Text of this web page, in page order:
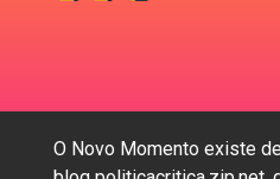
O Novo Momento existe